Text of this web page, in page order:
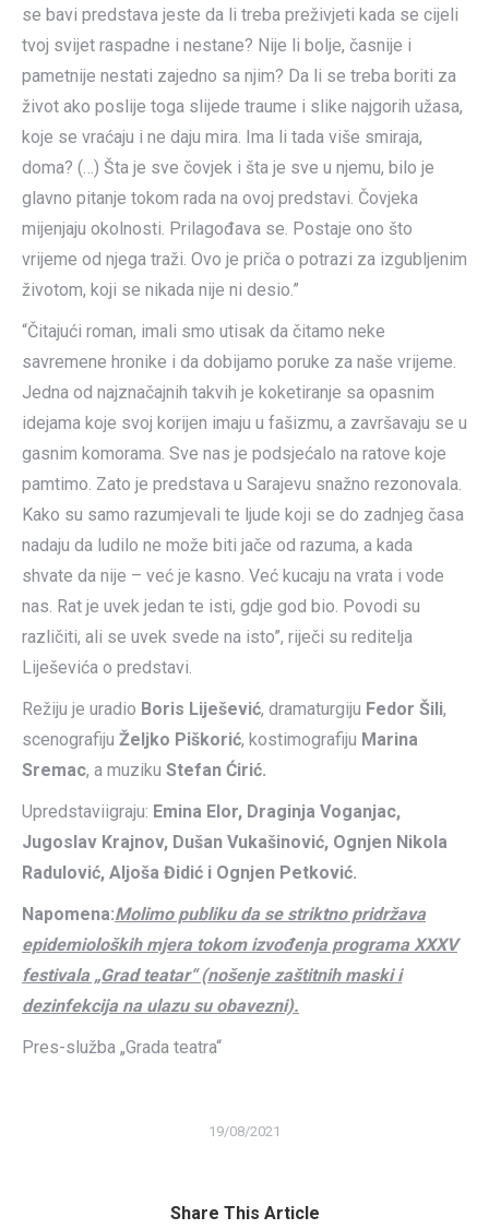
se bavi predstava jeste da li treba preživjeti kada se cijeli
tvoj svijet raspadne i nestane? Nije li bolje, časnije i
pametnije nestati zajedno sa njim? Da li se treba boriti za
život ako poslije toga slijede traume i slike najgorih užasa,
koje se vraćaju i ne daju mira. Ima li tada više smiraja,
doma? (…) Šta je sve čovjek i šta je sve u njemu, bilo je
glavno pitanje tokom rada na ovoj predstavi. Čovjeka
mijenjaju okolnosti. Prilagođava se. Postaje ono što
vrijeme od njega traži. Ovo je priča o potrazi za izgubljenim
životom, koji se nikada nije ni desio.”
“Čitajući roman, imali smo utisak da čitamo neke
savremene hronike i da dobijamo poruke za naše vrijeme.
Jedna od najznačajnih takvih je koketiranje sa opasnim
idejama koje svoj korijen imaju u fašizmu, a završavaju se u
gasnim komorama. Sve nas je podsjećalo na ratove koje
pamtimo. Zato je predstava u Sarajevu snažno rezonovala.
Kako su samo razumjevali te ljude koji se do zadnjeg časa
nadaju da ludilo ne može biti jače od razuma, a kada
shvate da nije – već je kasno. Već kucaju na vrata i vode
nas. Rat je uvek jedan te isti, gdje god bio. Povodi su
različiti, ali se uvek svede na isto”, riječi su reditelja
Liješevića o predstavi.
Režiju je uradio Boris Liješević, dramaturgiju Fedor Šili,
scenografiju Željko Piškorić, kostimografiju Marina
Sremac, a muziku Stefan Ćirić.
Upredstaviigraju: Emina Elor, Draginja Voganjac,
Jugoslav Krajnov, Dušan Vukašinović, Ognjen Nikola
Radulović, Aljoša Đidić i Ognjen Petković.
Napomena:Molimo publiku da se striktno pridržava
epidemioloških mjera tokom izvođenja programa XXXV
festivala „Grad teatar“ (nošenje zaštitnih maski i
dezinfekcija na ulazu su obavezni).
Pres-služba „Grada teatra“
19/08/2021
Share This Article